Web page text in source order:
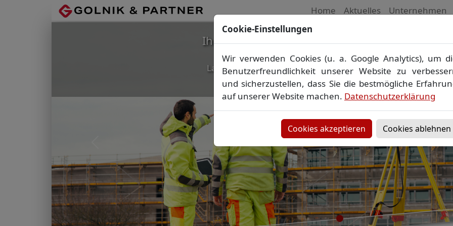
Home Aktuelles Unternehmen
Ihr Vermessungsbüro in Mecklenburg-
Wir vermessen Ihr Grundstück
Lageplan▪Absteckung▪Bauvermessung▪
Grenzfeststellung
▪Amtliche Auskünfte und Auszüge
Cookie-Einstellungen
Wir verwenden Cookies (u. a. Google Analytics), um
Benutzerfreundlichkeit unserer Website zu
und sicherzustellen, dass Sie die bestmögliche
auf unserer Website machen. Datenschutzerklärung
Cookies akzeptieren Cookies ablehnen